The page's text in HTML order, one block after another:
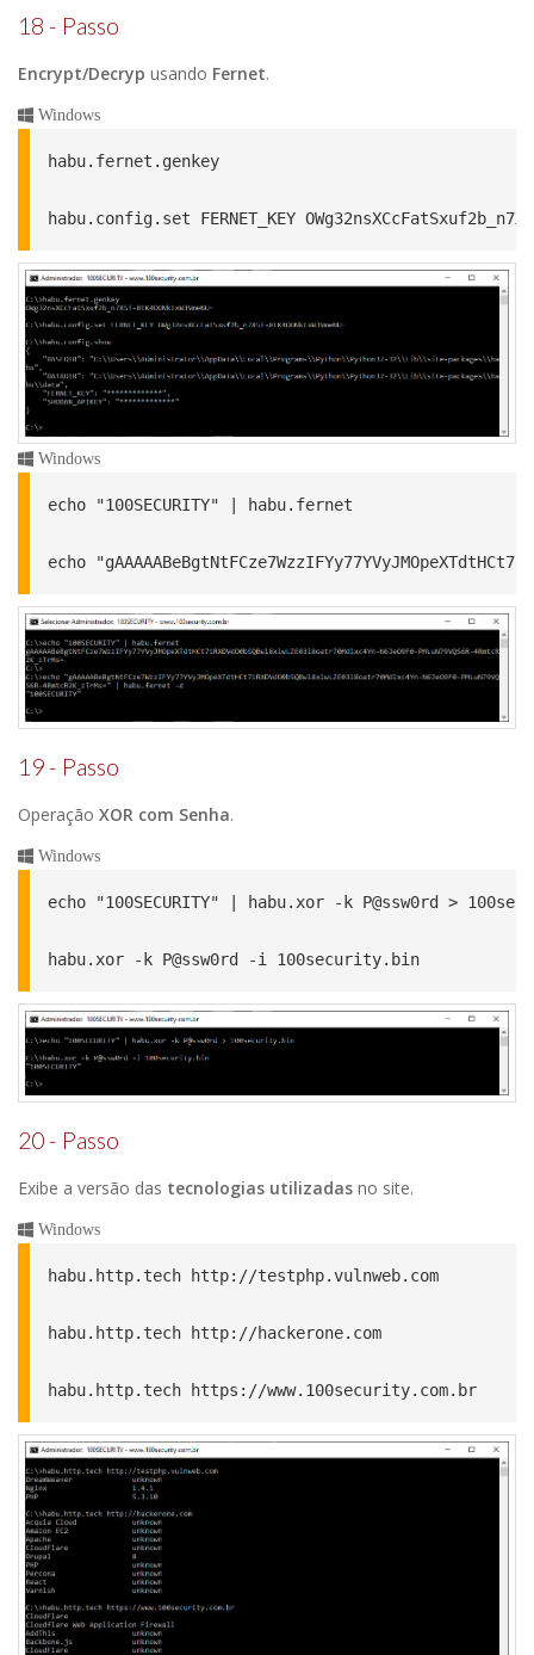
18 - Passo
Encrypt/Decryp usando Fernet.
Windows
habu.fernet.genkey
habu.config.set FERNET_KEY
Windows
echo "100SECURITY" | habu.fernet
echo
19 - Passo
Operação XOR com Senha.
Windows
echo "100SECURITY" | habu.xor -k P@ssw0rd >
habu.xor -k P@ssw0rd -i 100security.bin
20 - Passo
Exibe a versão das tecnologias utilizadas no site.
Windows
habu.http.tech http://testphp.vulnweb.com
habu.http.tech http://hackerone.com
habu.http.tech https://www.100security.com.br